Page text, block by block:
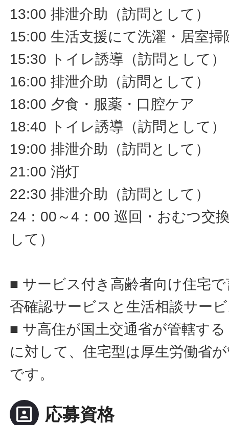
13:00 排泄介助（訪問として）
15:00 生活支援にて洗濯・居室
15:30 トイレ誘導（訪問として）
16:00 排泄介助（訪問として）
18:00 夕食・服薬・口腔ケア
18:40 トイレ誘導（訪問として）
19:00 排泄介助（訪問として）
21:00 消灯
22:30 排泄介助（訪問として）
24：00～4：00 巡回・おむつ交
して）
■ サービス付き高齢者向け住宅
否確認サービスと生活相談サー
■ サ高住が国土交通省が管轄す
に対して、住宅型は厚生労働省
です。
portrait 応募資格